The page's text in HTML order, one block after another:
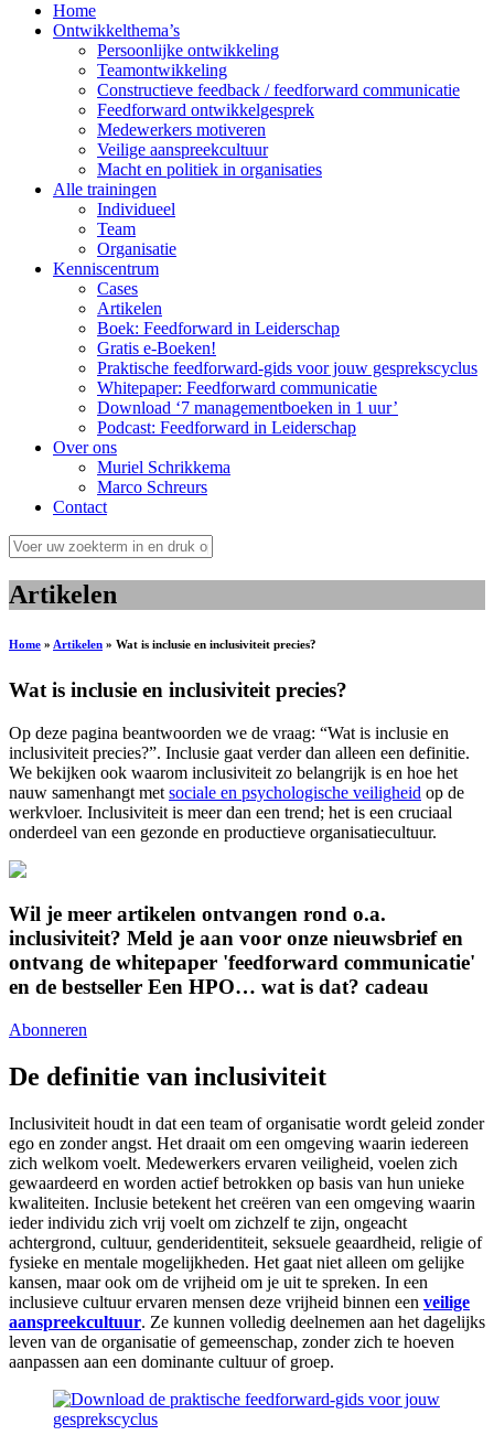
Home
Ontwikkelthema’s
Persoonlijke ontwikkeling
Teamontwikkeling
Constructieve feedback / feedforward communicatie
Feedforward ontwikkelgesprek
Medewerkers motiveren
Veilige aanspreekcultuur
Macht en politiek in organisaties
Alle trainingen
Individueel
Team
Organisatie
Kenniscentrum
Cases
Artikelen
Boek: Feedforward in Leiderschap
Gratis e-Boeken!
Praktische feedforward-gids voor jouw gesprekscyclus
Whitepaper: Feedforward communicatie
Download ‘7 managementboeken in 1 uur’
Podcast: Feedforward in Leiderschap
Over ons
Muriel Schrikkema
Marco Schreurs
Contact
Artikelen
Home » Artikelen » Wat is inclusie en inclusiviteit precies?
Wat is inclusie en inclusiviteit precies?
Op deze pagina beantwoorden we de vraag: “Wat is inclusie en
inclusiviteit precies?”. Inclusie gaat verder dan alleen een definitie.
We bekijken ook waarom inclusiviteit zo belangrijk is en hoe het
nauw samenhangt met sociale en psychologische veiligheid op de
werkvloer. Inclusiviteit is meer dan een trend; het is een cruciaal
onderdeel van een gezonde en productieve organisatiecultuur.
Wil je meer artikelen ontvangen rond o.a.
inclusiviteit? Meld je aan voor onze nieuwsbrief en
ontvang de whitepaper 'feedforward communicatie'
en de bestseller Een HPO… wat is dat? cadeau
Abonneren
De definitie van inclusiviteit
Inclusiviteit houdt in dat een team of organisatie wordt geleid zonder
ego en zonder angst. Het draait om een omgeving waarin iedereen
zich welkom voelt. Medewerkers ervaren veiligheid, voelen zich
gewaardeerd en worden actief betrokken op basis van hun unieke
kwaliteiten. Inclusie betekent het creëren van een omgeving waarin
ieder individu zich vrij voelt om zichzelf te zijn, ongeacht
achtergrond, cultuur, genderidentiteit, seksuele geaardheid, religie of
fysieke en mentale mogelijkheden. Het gaat niet alleen om gelijke
kansen, maar ook om de vrijheid om je uit te spreken. In een
inclusieve cultuur ervaren mensen deze vrijheid binnen een veilige
aanspreekcultuur. Ze kunnen volledig deelnemen aan het dagelijks
leven van de organisatie of gemeenschap, zonder zich te hoeven
aanpassen aan een dominante cultuur of groep.